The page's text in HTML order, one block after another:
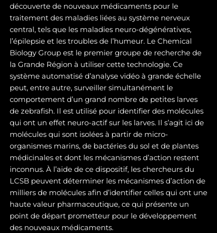
découverte de nouveaux médicaments pour le
traitement des maladies liées au système nerveux
central, tels que les maladies neuro-dégénératives,
l’épilepsie et les troubles de l’humeur. Le Chemical
Biology Group est le premier groupe de recherche de
la Grande Région à utiliser cette technologie. Ce
système automatisé d’analyse vidéo à grande échelle
peut, entre autre, surveiller simultanément le
comportement d’un grand nombre de petites larves
de zebrafish. Il est utilisé pour identifier des molécules
qui ont un effet neuro-actif sur les larves. Il s’agit ici de
molécules qui sont isolées à partir de micro-
organismes marins, de bactéries du sol et de plantes
médicinales et dont les mécanismes d’action restent
inconnus. À l’aide de ce dispositif, les chercheurs du
LCSB peuvent déterminer les mécanismes d’action de
milliers de molécules afin d’identifier celles qui ont une
haute valeur pharmaceutique, ce qui présente un
point de départ prometteur pour le développement
des nouveaux médicaments.